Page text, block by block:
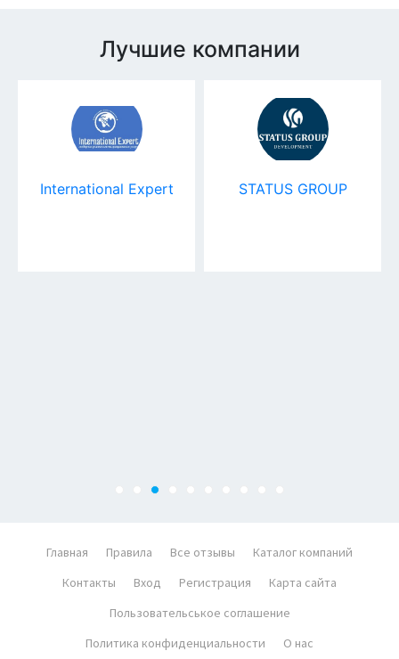
Лучшие компании
STATUS GROUP EU-Relocate
Главная Правила Все отзывы
Каталог компаний
Контакты
Вход Регистрация
Карта сайта
Пользовательськое соглашение
Политика конфиденциальности
О нас